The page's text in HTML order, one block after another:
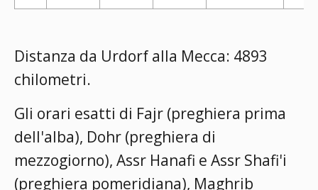
Distanza da Urdorf alla Mecca: 4893
chilometri.
Gli orari esatti di Fajr (preghiera prima
dell'alba), Dohr (preghiera di
mezzogiorno), Assr Hanafi e Assr Shafi'i
(preghiera pomeridiana), Maghrib